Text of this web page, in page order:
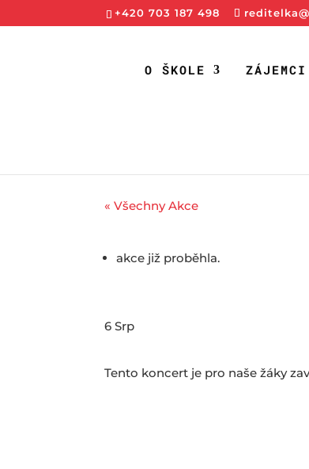
+420 703 187 498
O ŠKOLE ZÁJEMCI
« Všechny Akce
akce již proběhla.
6 Srp
Tento koncert je pro naše žáky